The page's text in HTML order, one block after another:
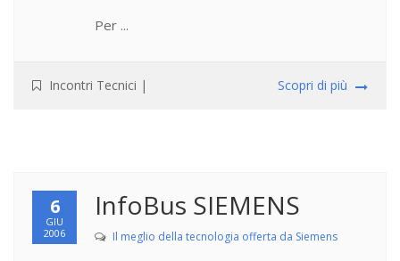
Per ...
Incontri Tecnici | Scopri di più
6
GIU
2006
InfoBus SIEMENS
Il meglio della tecnologia offerta da Siemens